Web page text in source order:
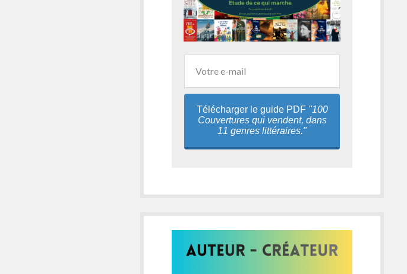
Télécharger le guide PDF "100
Couvertures qui vendent, dans
11 genres littéraires."